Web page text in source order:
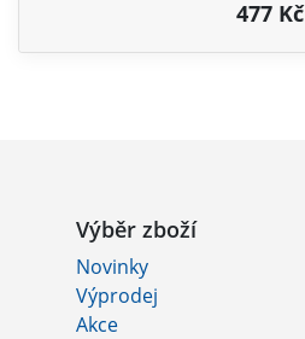
477 Kč
Výběr zboží
Novinky
Výprodej
Akce